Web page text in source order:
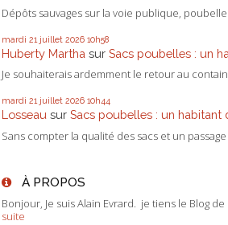
Dépôts sauvages sur la voie publique,
mardi 21 juillet 2026 10h58
Huberty Martha sur Sacs poubelles : un
Je souhaiterais ardemment le retour au
mardi 21 juillet 2026 10h44
Losseau sur Sacs poubelles : un habitant
Sans compter la qualité des sacs et un passage
À PROPOS
Bonjour, Je suis Alain Evrard. je tiens le Blog
suite